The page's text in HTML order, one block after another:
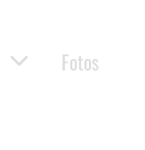
Fotos